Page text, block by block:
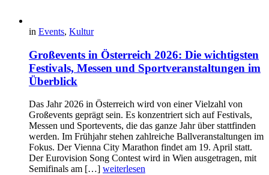
in Events, Kultur
Großevents in Österreich 2026: Die wichtigsten
Festivals, Messen und Sportveranstaltungen im
Überblick
Das Jahr 2026 in Österreich wird von einer Vielzahl von
Großevents geprägt sein. Es konzentriert sich auf Festivals,
Messen und Sportevents, die das ganze Jahr über stattfinden
werden. Im Frühjahr stehen zahlreiche Ballveranstaltungen im
Fokus. Der Vienna City Marathon findet am 19. April statt.
Der Eurovision Song Contest wird in Wien ausgetragen, mit
Semifinals am […] weiterlesen